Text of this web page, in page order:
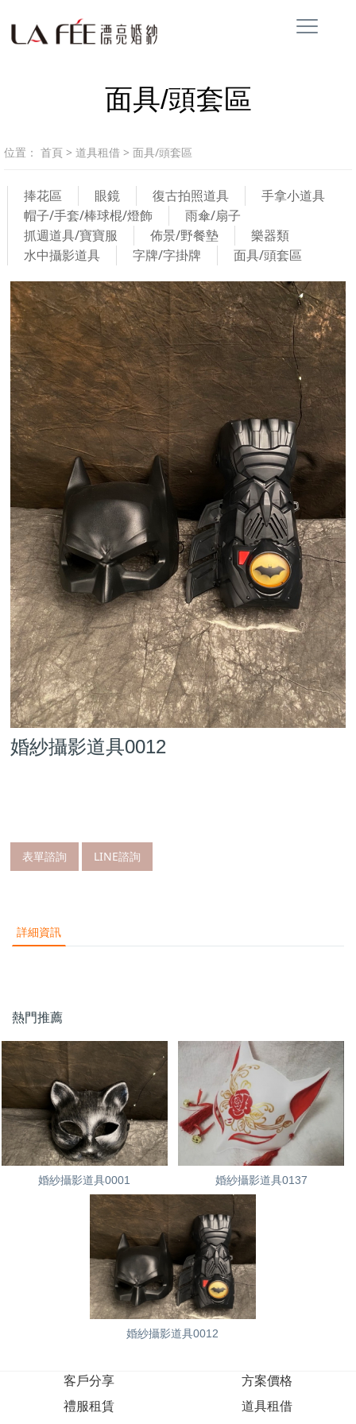
面具/頭套區
位置： 首頁 > 道具租借 > 面具/頭套區
捧花區 眼鏡 復古拍照道具
手拿小道具
帽子/手套/棒球棍/燈飾
雨傘/扇子
抓週道具/寶寶服
佈景/野餐墊
樂器類
水中攝影道具
字牌/字掛牌 面具/頭套區
婚紗攝影道具0012
表單諮詢 LINE諮詢
詳細資訊
熱門推薦
婚紗攝影道具0001 婚紗攝影道具0137
婚紗攝影道具0012
客戶分享
方案價格
禮服租賃
道具租借